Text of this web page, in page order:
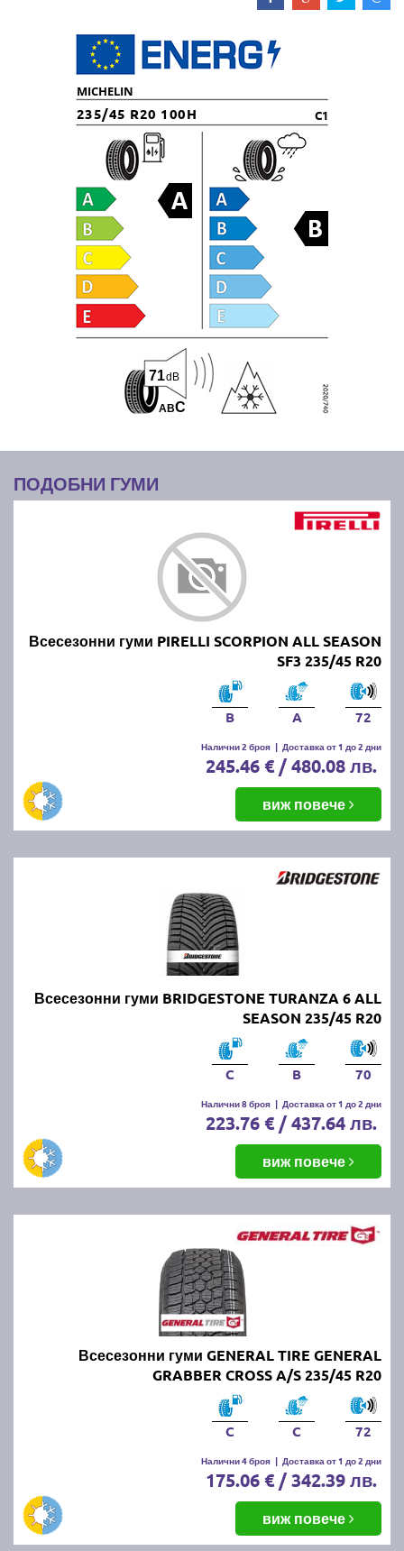
MICHELIN
235/45 R20 100H C1
ABC
71dB
ПОДОБНИ ГУМИ
Всесезонни гуми PIRELLI SCORPION ALL SEASON
SF3 235/45 R20
B A 72
Налични 2 броя | Доставка от 1 до 2 дни
245.46 € / 480.08 лв.
виж повече
Всесезонни гуми BRIDGESTONE TURANZA 6 ALL
SEASON 235/45 R20
C B 70
Налични 8 броя | Доставка от 1 до 2 дни
223.76 € / 437.64 лв.
виж повече
Всесезонни гуми GENERAL TIRE GENERAL
GRABBER CROSS A/S 235/45 R20
C C 72
Налични 4 броя | Доставка от 1 до 2 дни
175.06 € / 342.39 лв.
виж повече